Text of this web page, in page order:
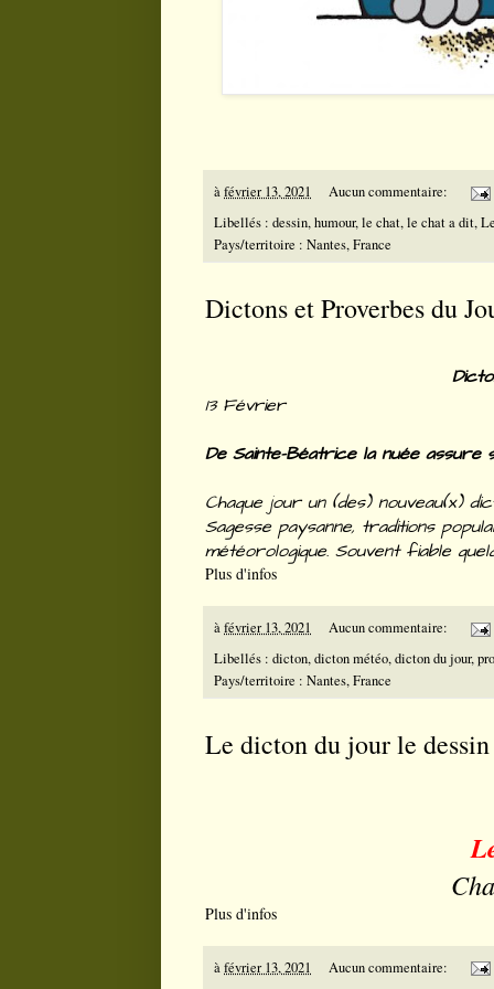
àfévrier 13, 2021
Aucun commentaire:
Libellés : dessin,humour,le chat,le chat a dit,
Pays/territoire : Nantes, France
Dictons et Proverbes du
13 Février
De Sainte-Béatrice la nuée assure
Chaque jour un (des) nouveau(x)
Sagesse paysanne, traditions
météorologique. Souvent fiable
Plus d'infos
àfévrier 13, 2021
Aucun commentaire:
Libellés : dicton,dicton météo,dicton du jour,
Pays/territoire : Nantes, France
Le dicton du jour le
Plus d'infos
àfévrier 13, 2021
Aucun commentaire: